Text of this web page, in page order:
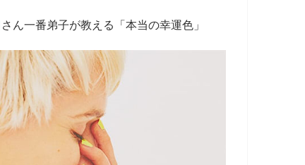
さん一番弟子が教える「本当の幸運色」